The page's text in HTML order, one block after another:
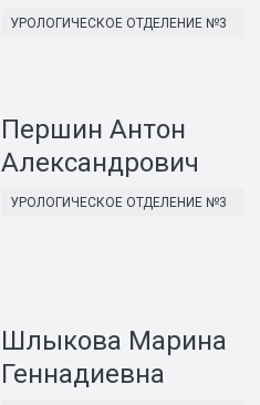
УРОЛОГИЧЕСКОЕ ОТДЕЛЕНИЕ №3
Першин Антон
Александрович
УРОЛОГИЧЕСКОЕ ОТДЕЛЕНИЕ №3
Шлыкова Марина
Геннадиевна